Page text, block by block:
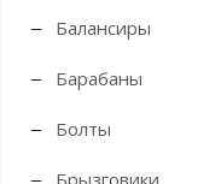
Балансиры
Барабаны
Болты
Брызговики